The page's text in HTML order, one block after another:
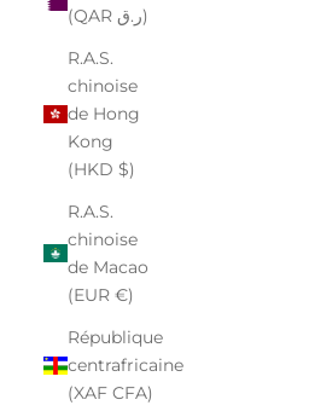
(QAR ر.ق)
R.A.S.
chinoise
de Hong
Kong
(HKD $)
R.A.S.
chinoise
de Macao
(EUR €)
République
centrafricaine
(XAF CFA)